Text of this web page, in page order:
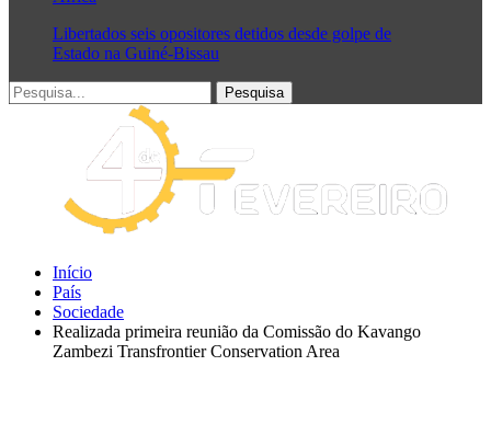
Libertados seis opositores detidos desde golpe de
Estado na Guiné-Bissau
Início
País
Sociedade
Realizada primeira reunião da Comissão do Kavango
Zambezi Transfrontier Conservation Area